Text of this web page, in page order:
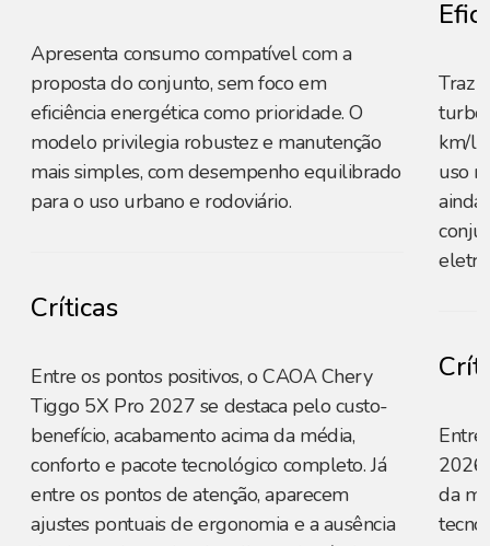
Apresenta consumo compatível com a
proposta do conjunto, sem foco em
eficiência energética como prioridade. O
modelo privilegia robustez e manutenção
mais simples, com desempenho equilibrado
para o uso urbano e rodoviário.
Críticas
Entre os pontos positivos, o CAOA Chery
Tiggo 5X Pro 2027 se destaca pelo custo-
benefício, acabamento acima da média,
conforto e pacote tecnológico completo. Já
entre os pontos de atenção, aparecem
ajustes pontuais de ergonomia e a ausência
Traz
turbo
km/l
uso
ainda
Entre
2026
da